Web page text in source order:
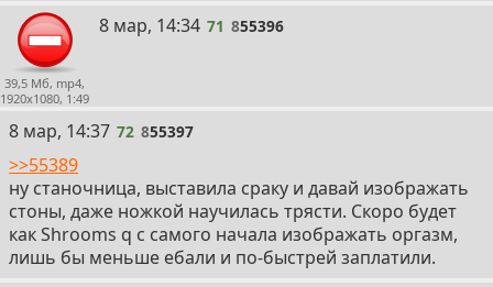
39,5 Мб, mp4,
1920x1080, 1:49
71
8 мар, 14:34 71 855396
72
8 мар, 14:37 72 855397
>>55389
ну станочница, выставила сраку и давай изображать
стоны, даже ножкой научилась трясти. Скоро будет
как Shrooms q с самого начала изображать оргазм,
лишь бы меньше ебали и по-быстрей заплатили.